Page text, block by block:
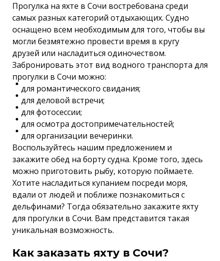
Прогулка на яхте в Сочи востребована среди
самых разных категорий отдыхающих. Судно
оснащено всем необходимым для того, чтобы вы
могли безмятежно провести время в кругу
друзей или насладиться одиночеством.
Забронировать этот вид водного транспорта для
прогулки в Сочи можно:
для романтического свидания;
для деловой встречи;
для фотосессии;
для осмотра достопримечательностей;
для организации вечеринки.
Воспользуйтесь нашим предложением и
закажите обед на борту судна. Кроме того, здесь
можно приготовить рыбу, которую поймаете.
Хотите насладиться купанием посреди моря,
вдали от людей и поближе познакомиться с
дельфинами? Тогда обязательно закажите яхту
для прогулки в Сочи. Вам представится такая
уникальная возможность.
Как заказать яхту в Сочи?